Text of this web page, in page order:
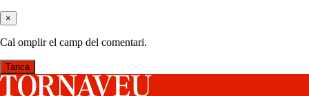
×
Cal omplir el camp del comentari.
Tanca